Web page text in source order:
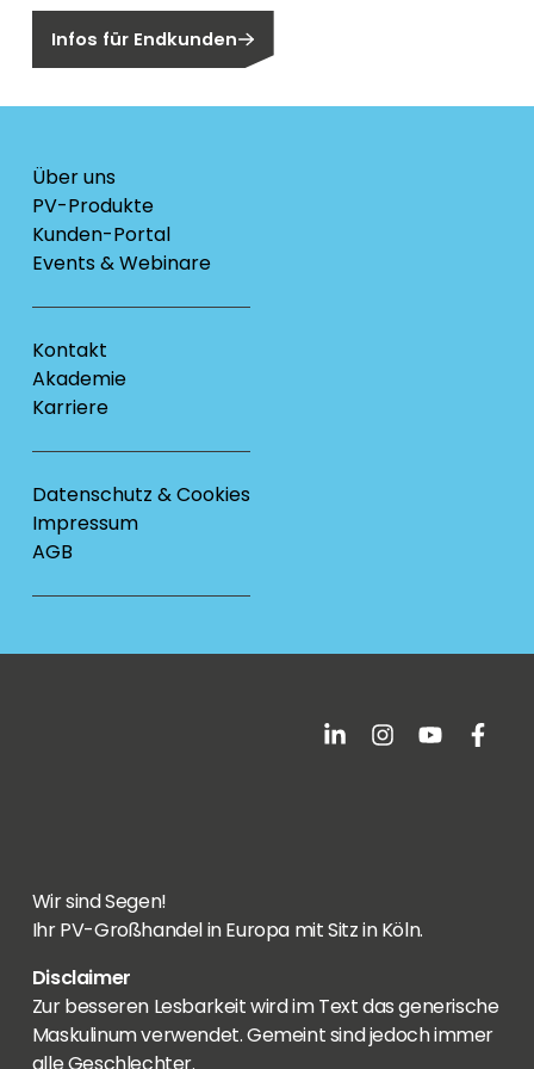
Infos für Endkunden
Über uns
PV-Produkte
Kunden-Portal
Events & Webinare
Kontakt
Akademie
Karriere
Datenschutz & Cookies
Impressum
AGB
Wir sind Segen!
Ihr PV-Großhandel in Europa mit Sitz in Köln.
Disclaimer
Zur besseren Lesbarkeit wird im Text das generische
Maskulinum verwendet. Gemeint sind jedoch immer